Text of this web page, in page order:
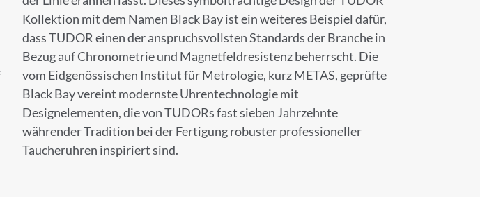
Kollektion mit dem Namen Black Bay ist ein weiteres Beispiel dafür,
dass TUDOR einen der anspruchs­vollsten Standards der Branche in
Bezug auf Chronometrie und Magnetfeld­resistenz beherrscht. Die
vom Eidgenössischen Institut für Metrologie, kurz METAS, geprüfte
Black Bay vereint modernste Uhrentechnologie mit
Designelementen, die von TUDORs fast sieben Jahrzehnte
währender Tradition bei der Fertigung robuster professioneller
Taucheruhren inspiriert sind.